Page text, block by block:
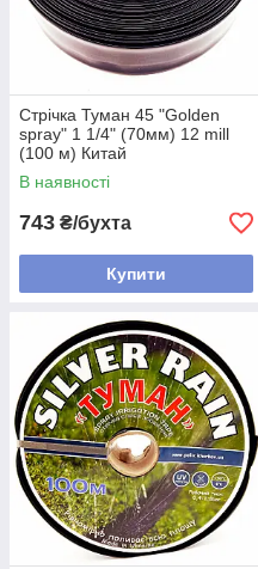
Стрічка Туман 45 "Golden
spray" 1 1/4" (70мм) 12 mill
(100 м) Китай
В наявності
743 ₴/бухта
Купити